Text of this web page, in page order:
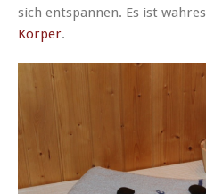
sich entspannen. Es ist wahres
Körper.